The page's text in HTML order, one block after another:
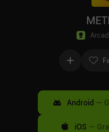
Android —
iOS —